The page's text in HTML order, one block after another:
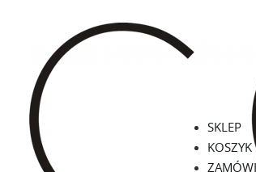
SKLEP
KOSZYK